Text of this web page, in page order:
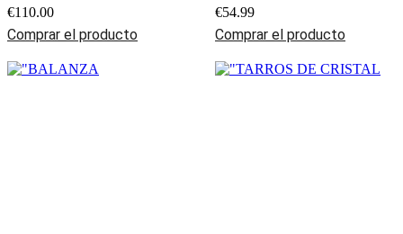
€110.00
Comprar el producto
€54.99
Comprar el producto